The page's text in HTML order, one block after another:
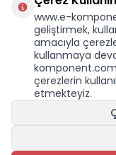
Ekom Elk. Elektronik
www.e-
geliştirmek,
amacıyla
kullanmaya
çerezlerin
etmekteyiz.